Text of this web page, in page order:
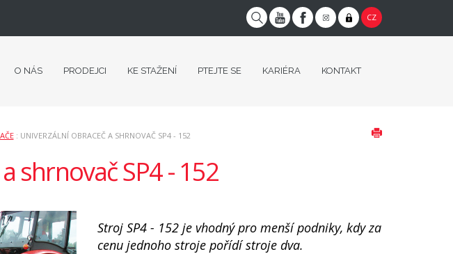
CZ
O NÁS PRODEJCI KE STAŽENÍ PTEJTE SE KARIÉRA KONTAKT
: UNIVERZÁLNÍ OBRACEČ A SHRNOVAČ SP4 - 152
shrnovač SP4 - 152
Stroj SP4 - 152 je vhodný pro menší podniky, kdy za
cenu jednoho stroje pořídí stroje dva.